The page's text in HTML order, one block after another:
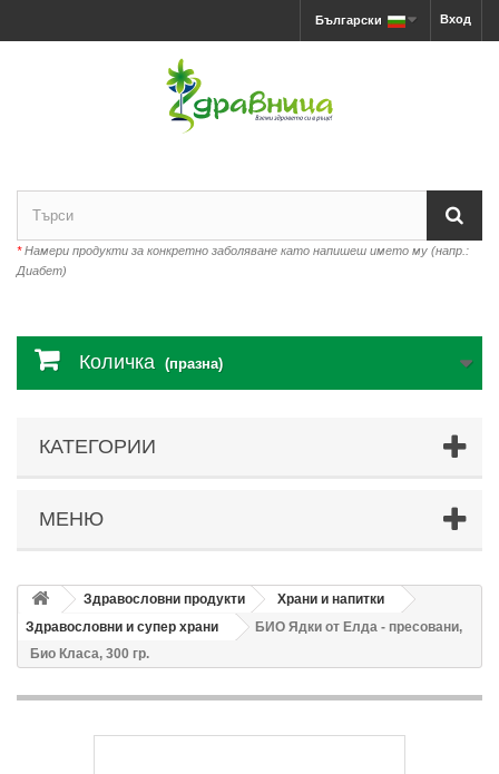
Вход
Български
*Намери продукти за конкретно заболяване като напишеш името му (напр.:
Диабет)
Количка (празна)
КАТЕГОРИИ
МЕНЮ
Здравословни продукти
Храни и напитки
Здравословни и супер храни
БИО Ядки от Елда - пресовани,
Био Класа, 300 гр.